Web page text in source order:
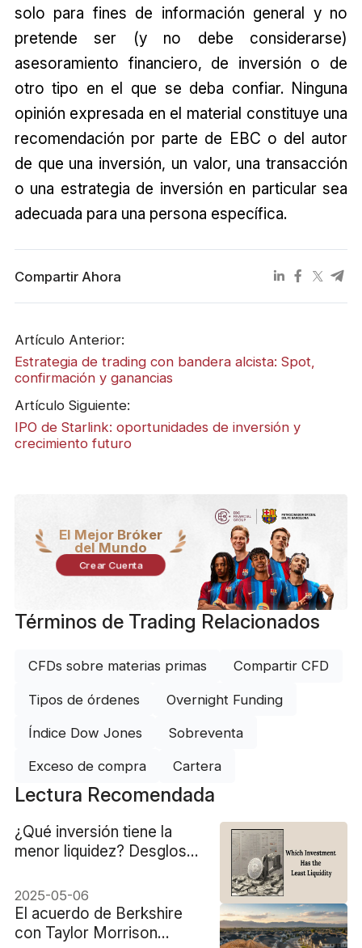
solo para fines de información general y no
pretende ser (y no debe considerarse)
asesoramiento financiero, de inversión o de
otro tipo en el que se deba confiar. Ninguna
opinión expresada en el material constituye una
recomendación por parte de EBC o del autor
de que una inversión, un valor, una transacción
o una estrategia de inversión en particular sea
adecuada para una persona específica.
Compartir Ahora
Artículo Anterior:
Estrategia de trading con bandera alcista: Spot,
confirmación y ganancias
Artículo Siguiente:
IPO de Starlink: oportunidades de inversión y
crecimiento futuro
El Mejor Bróker
del Mundo
Crear Cuenta
Términos de Trading Relacionados
CFDs sobre materias primas Compartir CFD
Tipos de órdenes Overnight Funding
Índice Dow Jones Sobreventa
Exceso de compra Cartera
Lectura Recomendada
¿Qué inversión tiene la
menor liquidez? Desglose
2025-05-06
El acuerdo de Berkshire
con Taylor Morrison